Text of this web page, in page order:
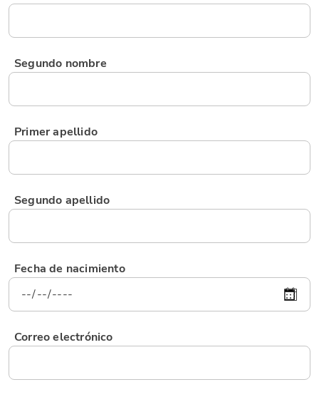
Segundo nombre
Primer apellido
Segundo apellido
Fecha de nacimiento
Correo electrónico